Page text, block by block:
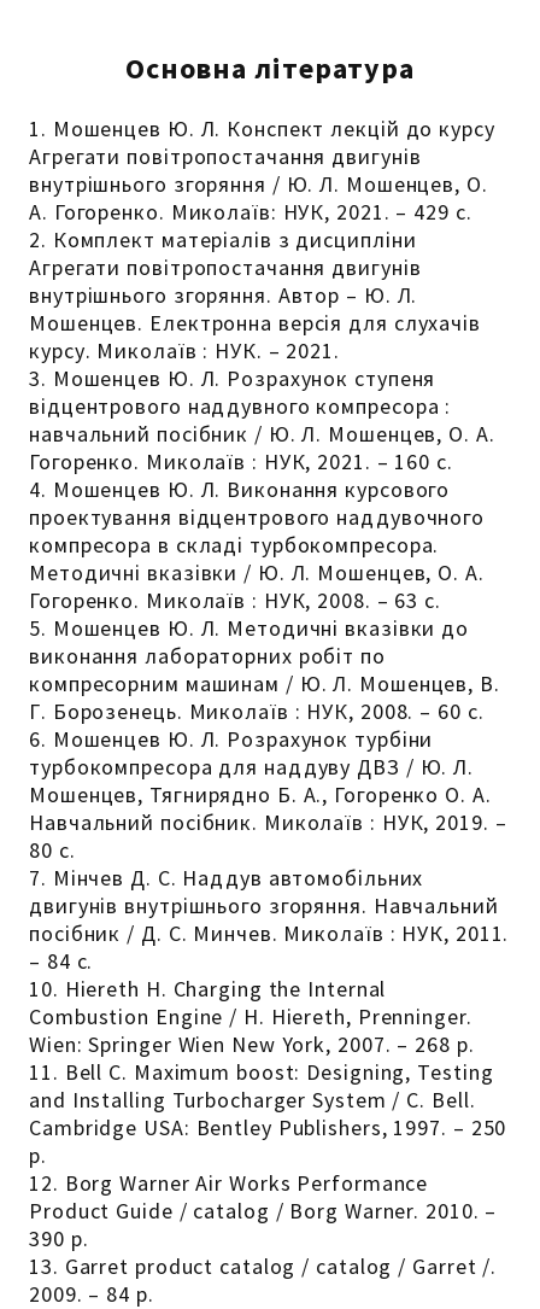
Основна література
1. Мошенцев Ю. Л. Конспект лекцій до курсу
Агрегати повітропостачання двигунів
внутрішнього згоряння / Ю. Л. Мошенцев, О.
А. Гогоренко. Миколаїв: НУК, 2021. – 429 с.
2. Комплект матеріалів з дисципліни
Агрегати повітропостачання двигунів
внутрішнього згоряння. Автор – Ю. Л.
Мошенцев. Електронна версія для слухачів
курсу. Миколаїв : НУК. – 2021.
3. Мошенцев Ю. Л. Розрахунок ступеня
відцентрового наддувного компресора :
навчальний посібник / Ю. Л. Мошенцев, О. А.
Гогоренко. Миколаїв : НУК, 2021. – 160 с.
4. Мошенцев Ю. Л. Виконання курсового
проектування відцентрового наддувочного
компресора в складі турбокомпресора.
Методичні вказівки / Ю. Л. Мошенцев, О. А.
Гогоренко. Миколаїв : НУК, 2008. – 63 с.
5. Мошенцев Ю. Л. Методичні вказівки до
виконання лабораторних робіт по
компресорним машинам / Ю. Л. Мошенцев, В.
Г. Борозенець. Миколаїв : НУК, 2008. – 60 с.
6. Мошенцев Ю. Л. Розрахунок турбіни
турбокомпресора для наддуву ДВЗ / Ю. Л.
Мошенцев, Тягнирядно Б. А., Гогоренко О. А.
Навчальний посібник. Миколаїв : НУК, 2019. –
80 с.
7. Мінчев Д. С. Наддув автомобільних
двигунів внутрішнього згоряння. Навчальний
посібник / Д. С. Минчев. Миколаїв : НУК, 2011.
– 84 с.
10. Hiereth H. Charging the Internal
Combustion Engine / H. Hiereth, Prenninger.
Wien: Springer Wien New York, 2007. – 268 p.
11. Веll C. Maximum boost: Designing, Testing
and Installing Turbocharger System / C. Bell.
Cambridge USA: Bentley Publishers, 1997. – 250
p.
12. Borg Warner Air Works Performance
Product Guide / catalog / Borg Warner. 2010. –
390 p.
13. Garret product catalog / catalog / Garret /.
2009. – 84 p.